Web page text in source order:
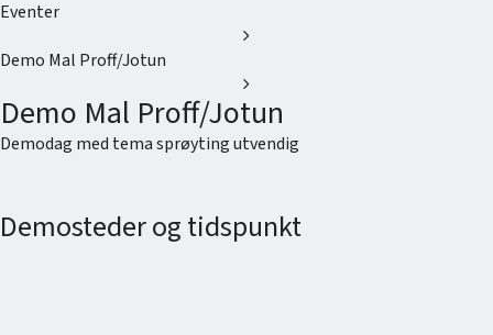
Eventer
chevron_right
Demo Mal Proff/Jotun
chevron_right
Demo Mal Proff/Jotun
Demodag med tema sprøyting utvendig
Demosteder og tidspunkt